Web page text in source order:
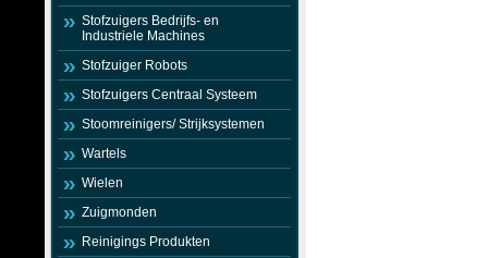
Stofzuigers Bedrijfs- en
Industriele Machines
Stofzuiger Robots
Stofzuigers Centraal Systeem
Stoomreinigers/ Strijksystemen
Wartels
Wielen
Zuigmonden
Reinigings Produkten